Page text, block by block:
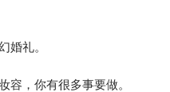
婚礼。
容，你有很多事要做。